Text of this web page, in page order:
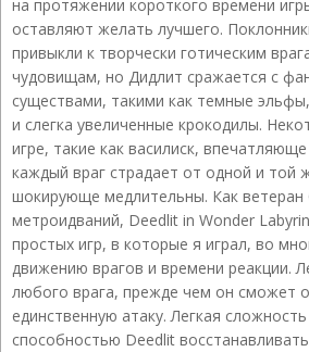
на протяжении короткого времени
оставляют желать лучшего.
привыкли к творчески готическим
чудовищам, но Дидлит сражается с
существами, такими как темные
и слегка увеличенные крокодилы.
игре, такие как василиск,
каждый враг страдает от одной и той
шокирующе медлительны. Как ветеран
метроидваний, Deedlit in Wonder
простых игр, в которые я играл, во
движению врагов и времени реакции.
любого врага, прежде чем он сможет
единственную атаку. Легкая
способностью Deedlit